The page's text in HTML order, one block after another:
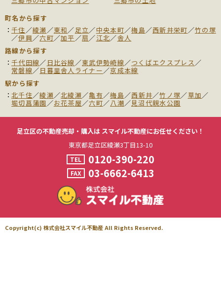
町名から探す
千住／綾瀬／東和／足立／中央本町／梅島／西新井栄町／竹の塚
／伊興／六町／加平／扇／江北／舎人
路線から探す
千代田線／ 日比谷線／東武伊勢崎線／つくばエクスプレス／
常磐線／日暮里舎人ライナー／京成本線
駅から探す
北千住／綾瀬／北綾瀬／亀有／梅島／西新井／竹ノ塚／草加／
堀切菖蒲園／お花茶屋／六町／八潮／見沼代親水公園
足立区の不動産売却・購入は スマイル不動産にお任せください！
東京都足立区綾瀬3丁目13-10
TEL 0120-390-220
FAX 03-6662-6413
Copyright(c) 株式会社スマイル不動産 All Rights Reserved.